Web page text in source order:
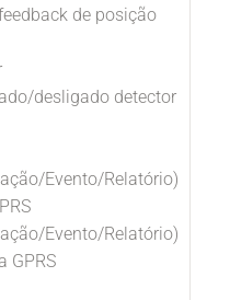
de posição
desligado detector
Evento/Relatório)
Evento/Relatório)
GPRS